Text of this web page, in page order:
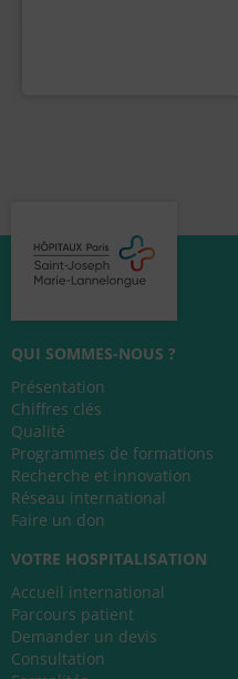
QUI SOMMES-NOUS ?
Présentation
Chiffres clés
Qualité
Programmes de formations
Recherche et innovation
Réseau international
Faire un don
VOTRE HOSPITALISATION
Accueil international
Parcours patient
Demander un devis
Consultation